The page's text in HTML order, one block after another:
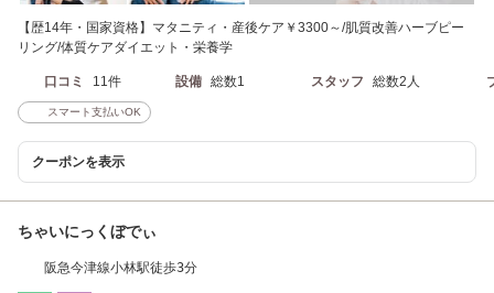
【歴14年・国家資格】マタニティ・産後ケア￥3300～/肌質改善ハーブピー
リング/体質ケアダイエット・栄養学
口コミ 11件 設備 総数1 スタッフ 総数2人
スマート支払いOK
クーポンを表示
ちゃいにっくぼでぃ
阪急今津線小林駅徒歩3分